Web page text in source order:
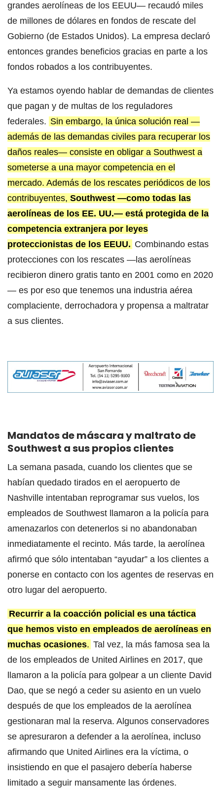
grandes aerolíneas de los EEUU— recaudó miles
de millones de dólares en fondos de rescate del
Gobierno (de Estados Unidos). La empresa declaró
entonces grandes beneficios gracias en parte a los
fondos robados a los contribuyentes.
Ya estamos oyendo hablar de demandas de clientes
que pagan y de multas de los reguladores
federales. Sin embargo, la única solución real —
además de las demandas civiles para recuperar los
daños reales— consiste en obligar a Southwest a
someterse a una mayor competencia en el
mercado. Además de los rescates periódicos de los
contribuyentes, Southwest —como todas las
aerolíneas de los EE. UU.— está protegida de la
competencia extranjera por leyes
proteccionistas de los EEUU. Combinando estas
protecciones con los rescates —las aerolíneas
recibieron dinero gratis tanto en 2001 como en 2020
— es por eso que tenemos una industria aérea
complaciente, derrochadora y propensa a maltratar
a sus clientes.
Mandatos de máscara y maltrato de
Southwest a sus propios clientes
La semana pasada, cuando los clientes que se
habían quedado tirados en el aeropuerto de
Nashville intentaban reprogramar sus vuelos, los
empleados de Southwest llamaron a la policía para
amenazarlos con detenerlos si no abandonaban
inmediatamente el recinto. Más tarde, la aerolínea
afirmó que sólo intentaban “ayudar” a los clientes a
ponerse en contacto con los agentes de reservas en
otro lugar del aeropuerto.
Recurrir a la coacción policial es una táctica
que hemos visto en empleados de aerolíneas en
muchas ocasiones. Tal vez, la más famosa sea la
de los empleados de United Airlines en 2017, que
llamaron a la policía para golpear a un cliente David
Dao, que se negó a ceder su asiento en un vuelo
después de que los empleados de la aerolínea
gestionaran mal la reserva. Algunos conservadores
se apresuraron a defender a la aerolínea, incluso
afirmando que United Airlines era la víctima, o
insistiendo en que el pasajero debería haberse
limitado a seguir mansamente las órdenes.